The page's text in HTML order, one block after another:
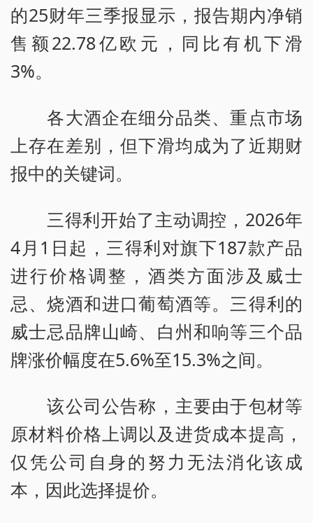
的25财年三季报显示，报告期内净销
售额22.78亿欧元，同比有机下滑
3%。
各大酒企在细分品类、重点市场
上存在差别，但下滑均成为了近期财
报中的关键词。
三得利开始了主动调控，2026年
4月1日起，三得利对旗下187款产品
进行价格调整，酒类方面涉及威士
忌、烧酒和进口葡萄酒等。三得利的
威士忌品牌山崎、白州和响等三个品
牌涨价幅度在5.6%至15.3%之间。
该公司公告称，主要由于包材等
原材料价格上调以及进货成本提高，
仅凭公司自身的努力无法消化该成
本，因此选择提价。